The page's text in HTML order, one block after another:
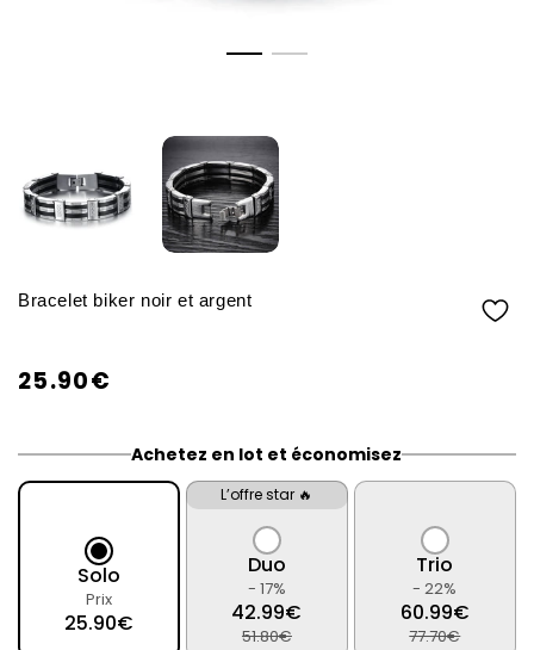
Bracelet biker noir et argent
25.90€
/
Achetez en lot et économisez
Solo
Prix
25.90€
Duo
L’offre star 🔥
- 17%
42.99€
51.80€
Trio
- 22%
60.99€
77.70€